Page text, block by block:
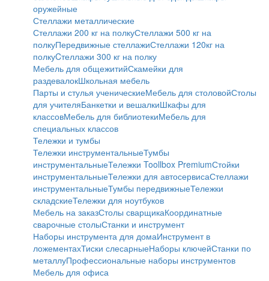
оружейные
Стеллажи металлические
Стеллажи 200 кг на полкуСтеллажи 500 кг на
полкуПередвижные стеллажиСтеллажи 120кг на
полкуCтеллажи 300 кг на полку
Мебель для общежитийСкамейки для
раздевалокШкольная мебель
Парты и стулья ученическиеМебель для столовойСтолы
для учителяБанкетки и вешалкиШкафы для
классовМебель для библиотекиМебель для
специальных классов
Тележки и тумбы
Тележки инструментальныеТумбы
инструментальныеТележки Toollbox PremiumСтойки
инструментальныеТележки для автосервисаСтеллажи
инструментальныеТумбы передвижныеТележки
складскиеТележки для ноутбуков
Мебель на заказСтолы сварщикаКоординатные
сварочные столыСтанки и инструмент
Наборы инструмента для домаИнструмент в
ложементахТиски слесарныеНаборы ключейСтанки по
металлуПрофессиональные наборы инструментов
Мебель для офиса